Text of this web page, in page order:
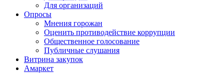
Для организаций
Опросы
Мнения горожан
Оценить противодействие коррупции
Общественное голосование
Публичные слушания
Витрина закупок
Амаркет